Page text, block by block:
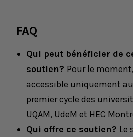
FAQ
Qui peut bénéficier de
soutien? Pour le
accessible uniquement
premier cycle des
UQAM, UdeM et HEC
Qui offre ce soutien? Le